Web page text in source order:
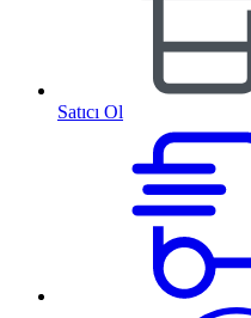
Satıcı Ol